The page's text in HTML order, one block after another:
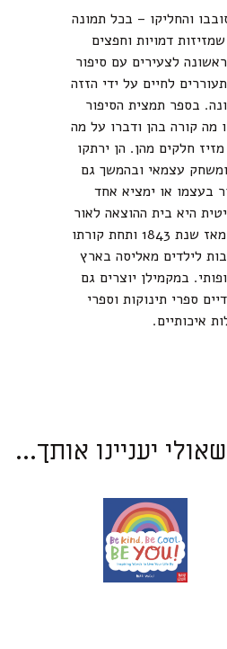
והחליקו – בכל תמונה
דמויות וחפצים
לצעירים עם סיפור
לחיים על ידי הזזה
בספר תמצית הסיפור
מה קורה בהן ודברו על מה
חלקים מהן. הן ירתקו
עצמאי ובהמשך גם
בעצמו או ימציא אחד
היא בית ההוצאה לאור
של גדולי היוצרים מאז שנת 1843 ותחת קורתו
לילדים מאליסה בארץ
במקמילן יוצרים גם
ספרי תינוקות וספרי
איכותיים.
יעניינו אותך...